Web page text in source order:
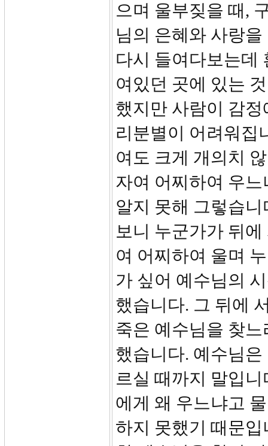
으며 울부짖을 때,
님의 은혜와 사랑
다시 들여다보는데
여있던 곳에 있는
했지만 사람이 감
리분별이 어려워집
여도 크게 개의치
자여 어찌하여 우느
알지 못해 그렇습
보니 누군가가 뒤
여 어찌하여 울며
가 싶어 예수님의
했습니다. 그 뒤에
죽은 예수님을 찾
했습니다. 예수님
르실 때까지 말입
에게 왜 우느냐고
하지 못했기 때문